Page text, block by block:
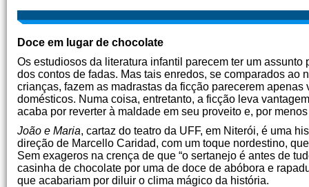
Doce em lugar de chocolate
Os estudiosos da literatura infantil parecem ter um
dos contos de fadas. Mas tais enredos, se comparados
crianças, fazem as madrastas da ficção parecerem
domésticos. Numa coisa, entretanto, a ficção leva
acaba por reverter à maldade em seu proveito e, por
João e Maria, cartaz do teatro da UFF, em Niterói, é uma
direção de Marcello Caridad, com um toque nordestino,
Sem exageros na crença de que “o sertanejo é antes de
casinha de chocolate por uma de doce de abóbora e
que acabariam por diluir o clima mágico da história.